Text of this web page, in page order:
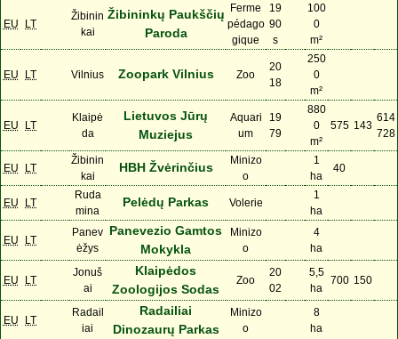
EU LT
Žibinin
kai
Žibininkų Paukščių
Paroda
Ferme
pédago
gique
19
90
s
100
0
m²
EU LT Vilnius Zoopark Vilnius Zoo
20
18
250
0
m²
EU LT
Klaipė
da
Lietuvos Jūrų
Muziejus
Aquari
um
19
79
880
0
m²
575 143
614
728
EU LT
Žibinin
kai
HBH Žvėrinčius
Minizo
o
1
ha
40
EU LT
Ruda
mina
Pelėdų Parkas Volerie
1
ha
EU LT
Panev
ėžys
Panevezio Gamtos
Mokykla
Minizo
o
4
ha
EU LT
Jonuš
ai
Klaipėdos
Zoologijos Sodas
Zoo
20
02
5,5
ha
700 150
EU LT
Radail
iai
Radailiai
Dinozaurų Parkas
Minizo
o
8
ha